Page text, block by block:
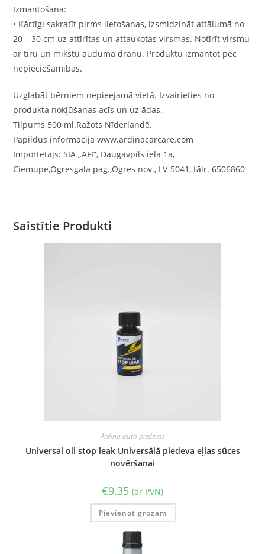
Izmantošana:
• Kārtīgi sakratīt pirms lietošanas, izsmidzināt attālumā no
20 – 30 cm uz attīrītas un attaukotas virsmas. Notīrīt virsmu
ar tīru un mīkstu auduma drānu. Produktu izmantot pēc
nepieciešamības.
Uzglabāt bērniem nepieejamā vietā. Izvairieties no
produkta nokļūšanas acīs un uz ādas.
Tilpums 500 ml.Ražots Nīderlandē.
Papildus informācija www.ardinacarcare.com
Importētājs: SIA „AFI”, Daugavpils iela 1a,
Ciemupe,Ogresgala pag.,Ogres nov., LV-5041, tālr. 6506860
Saistītie Produkti
Ardina auto piedevas
Universal oil stop leak Universālā piedeva eļļas sūces
novēršanai
€9.35 (ar PVN)
Pievienot grozam